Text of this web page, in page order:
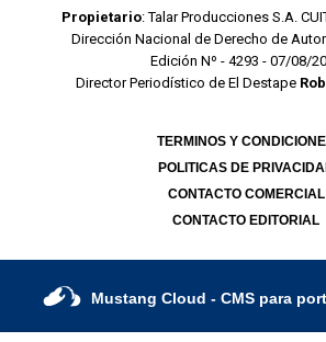
Propietario: Talar Producciones S.A.
Dirección Nacional de Derecho de
Edición Nº - 4293 - 07/08/
Director Periodístico de El Destape
TERMINOS Y
POLITICAS DE
CONTACTO COMERCIAL
CONTACTO EDITORIAL
Mustang Cloud - CMS para